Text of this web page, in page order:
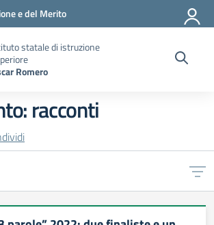
e del Merito
statale di istruzione
Romero
racconti